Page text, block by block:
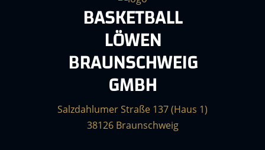
BASKETBALL
LÖWEN
BRAUNSCHWEIG
GMBH
Salzdahlumer Straße 137 (Haus 1)
38126 Braunschweig